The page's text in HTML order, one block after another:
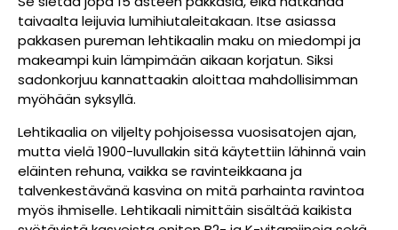
taivaalta leijuvia lumihiutaleitakaan. Itse asiassa
pakkasen pureman lehtikaalin maku on miedompi ja
makeampi kuin lämpimään aikaan korjatun. Siksi
sadonkorjuu kannattaakin aloittaa mahdollisimman
myöhään syksyllä.
Lehtikaalia on viljelty pohjoisessa vuosisatojen ajan,
mutta vielä 1900-luvullakin sitä käytettiin lähinnä vain
eläinten rehuna, vaikka se ravinteikkaana ja
talvenkestävänä kasvina on mitä parhainta ravintoa
myös ihmiselle. Lehtikaali nimittäin sisältää kaikista